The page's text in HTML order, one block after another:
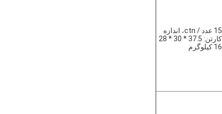
15 عدد / ctn، اندازه
کارتن: 37.5 * 30 * 28
16 کیلوگرم